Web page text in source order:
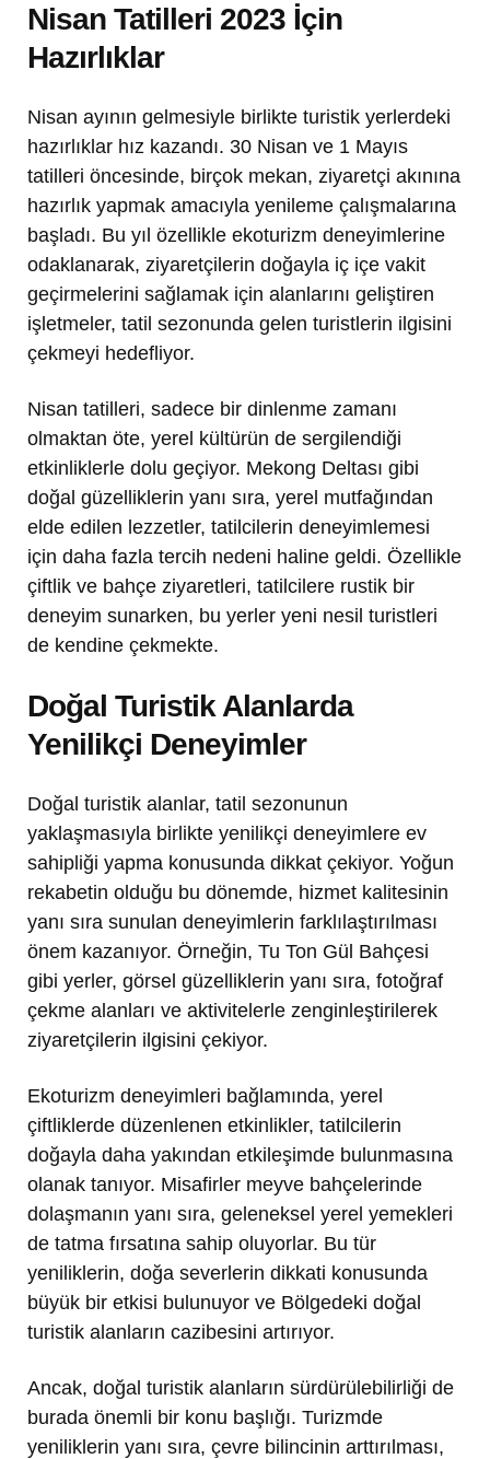
Nisan Tatilleri 2023 İçin
Hazırlıklar
Nisan ayının gelmesiyle birlikte turistik yerlerdeki
hazırlıklar hız kazandı. 30 Nisan ve 1 Mayıs
tatilleri öncesinde, birçok mekan, ziyaretçi akınına
hazırlık yapmak amacıyla yenileme çalışmalarına
başladı. Bu yıl özellikle ekoturizm deneyimlerine
odaklanarak, ziyaretçilerin doğayla iç içe vakit
geçirmelerini sağlamak için alanlarını geliştiren
işletmeler, tatil sezonunda gelen turistlerin ilgisini
çekmeyi hedefliyor.
Nisan tatilleri, sadece bir dinlenme zamanı
olmaktan öte, yerel kültürün de sergilendiği
etkinliklerle dolu geçiyor. Mekong Deltası gibi
doğal güzelliklerin yanı sıra, yerel mutfağından
elde edilen lezzetler, tatilcilerin deneyimlemesi
için daha fazla tercih nedeni haline geldi. Özellikle
çiftlik ve bahçe ziyaretleri, tatilcilere rustik bir
deneyim sunarken, bu yerler yeni nesil turistleri
de kendine çekmekte.
Doğal Turistik Alanlarda
Yenilikçi Deneyimler
Doğal turistik alanlar, tatil sezonunun
yaklaşmasıyla birlikte yenilikçi deneyimlere ev
sahipliği yapma konusunda dikkat çekiyor. Yoğun
rekabetin olduğu bu dönemde, hizmet kalitesinin
yanı sıra sunulan deneyimlerin farklılaştırılması
önem kazanıyor. Örneğin, Tu Ton Gül Bahçesi
gibi yerler, görsel güzelliklerin yanı sıra, fotoğraf
çekme alanları ve aktivitelerle zenginleştirilerek
ziyaretçilerin ilgisini çekiyor.
Ekoturizm deneyimleri bağlamında, yerel
çiftliklerde düzenlenen etkinlikler, tatilcilerin
doğayla daha yakından etkileşimde bulunmasına
olanak tanıyor. Misafirler meyve bahçelerinde
dolaşmanın yanı sıra, geleneksel yerel yemekleri
de tatma fırsatına sahip oluyorlar. Bu tür
yeniliklerin, doğa severlerin dikkati konusunda
büyük bir etkisi bulunuyor ve Bölgedeki doğal
turistik alanların cazibesini artırıyor.
Ancak, doğal turistik alanların sürdürülebilirliği de
burada önemli bir konu başlığı. Turizmde
yeniliklerin yanı sıra, çevre bilincinin arttırılması,